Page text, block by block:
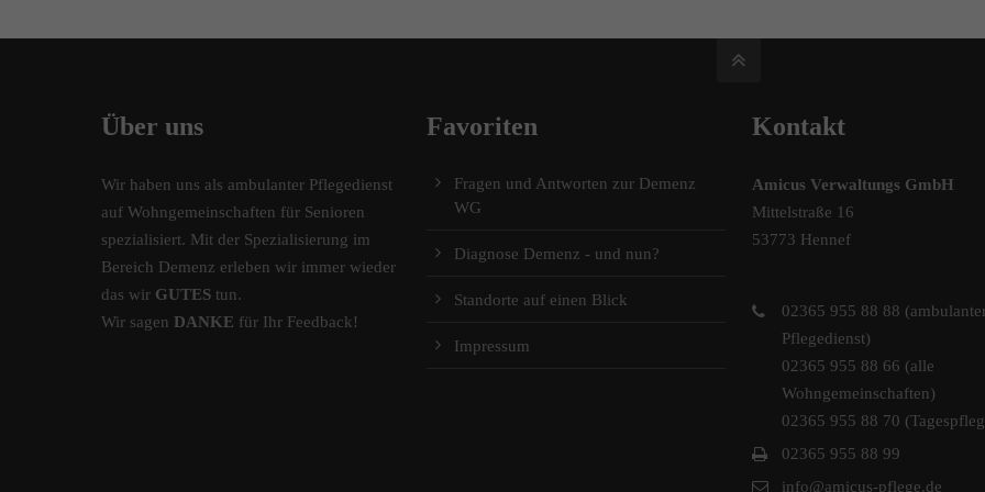
Über uns
Wir haben uns als ambulanter Pflegedienst
auf Wohngemeinschaften für Senioren
spezialisiert. Mit der Spezialisierung im
Bereich Demenz erleben wir immer wieder
das wir GUTES tun.
Wir sagen DANKE für Ihr Feedback!
Favoriten
Fragen und Antworten zur Demenz
WG
Diagnose Demenz - und nun?
Standorte auf einen Blick
Impressum
Kontakt
Amicus Verwaltungs GmbH
Mittelstraße 16
53773 Hennef
02365 955 88 88
Pflegedienst)
02365 955 88 66 (alle
Wohngemeinschaften)
02365 955 88 70
02365 955 88 99
info@amicus-pflege.de